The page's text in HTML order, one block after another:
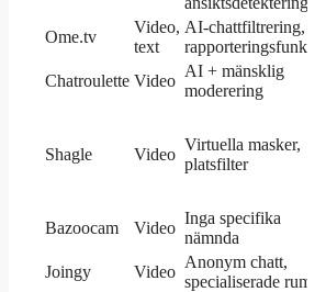
Ome.tv
Video,
text
AI-chattfiltrering,
rapporteringsfunktion
Chatroulette Video
AI + mänsklig
moderering
Shagle Video
Virtuella masker,
platsfilter
Bazoocam
Video
Inga specifika
nämnda
Joingy Video
Anonym chatt,
specialiserade rum